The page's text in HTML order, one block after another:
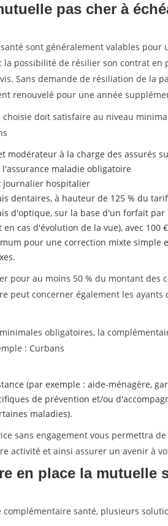
pas cher à
sont généralement valables pour
la possibilité de résilier son contrat
Sans demande de résiliation de la
renouvelé pour une année
choisie doit satisfaire au niveau
modérateur à la charge des assurés
maladie obligatoire
hospitalier
dentaires, à hauteur de 125 % du
d'optique, sur la base d'un forfait
cas d'évolution de la vue), avec 100
pour une correction mixte simple
pour au moins 50 % du montant des
peut concerner également les
obligatoires, la
: Curbans
(par exemple : aide-ménagère,
de prévention et/ou
maladies).
sans engagement vous permettra
activité et ainsi assurer un avenir à
en place la mutuelle
complémentaire santé, plusieurs